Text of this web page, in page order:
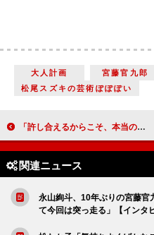
大人計画 宮藤官九郎
松尾スズキの芸術ぽぽぽい
「許し合えるからこそ、本当の愛情が生まれるのではないでしょうか」比嘉愛未 『親のお金は誰のもの 法定相続人』【インタビュー】
関連ニュース
永山絢斗、10年ぶりの宮藤官
て今回は突っ走る」【インタ